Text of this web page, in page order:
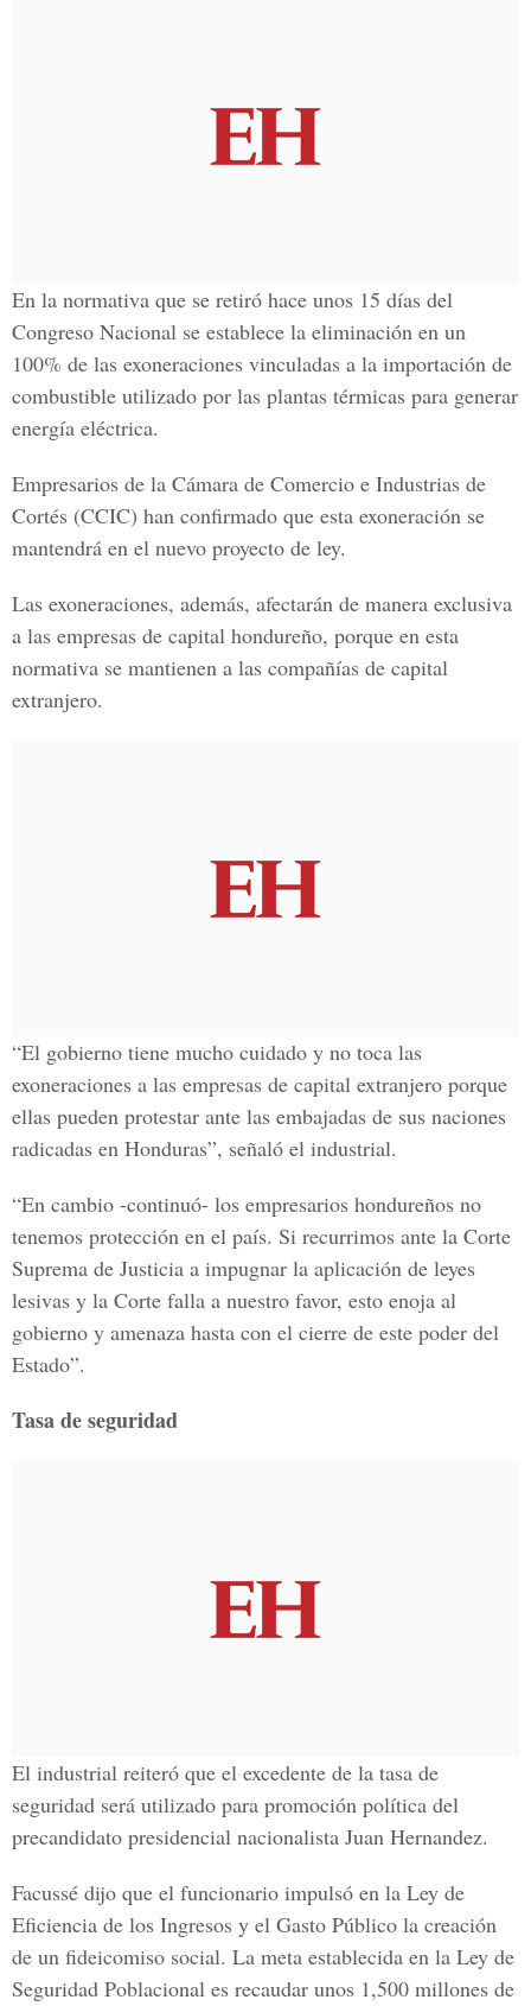
En la normativa que se retiró hace unos 15 días del
Congreso Nacional se establece la eliminación en un
100% de las exoneraciones vinculadas a la importación de
combustible utilizado por las plantas térmicas para generar
energía eléctrica.
Empresarios de la Cámara de Comercio e Industrias de
Cortés (CCIC) han confirmado que esta exoneración se
mantendrá en el nuevo proyecto de ley.
Las exoneraciones, además, afectarán de manera exclusiva
a las empresas de capital hondureño, porque en esta
normativa se mantienen a las compañías de capital
extranjero.
“El gobierno tiene mucho cuidado y no toca las
exoneraciones a las empresas de capital extranjero porque
ellas pueden protestar ante las embajadas de sus naciones
radicadas en Honduras”, señaló el industrial.
“En cambio -continuó- los empresarios hondureños no
tenemos protección en el país. Si recurrimos ante la Corte
Suprema de Justicia a impugnar la aplicación de leyes
lesivas y la Corte falla a nuestro favor, esto enoja al
gobierno y amenaza hasta con el cierre de este poder del
Estado”.
Tasa de seguridad
El industrial reiteró que el excedente de la tasa de
seguridad será utilizado para promoción política del
precandidato presidencial nacionalista Juan Hernandez.
Facussé dijo que el funcionario impulsó en la Ley de
Eficiencia de los Ingresos y el Gasto Público la creación
de un fideicomiso social. La meta establecida en la Ley de
Seguridad Poblacional es recaudar unos 1,500 millones de